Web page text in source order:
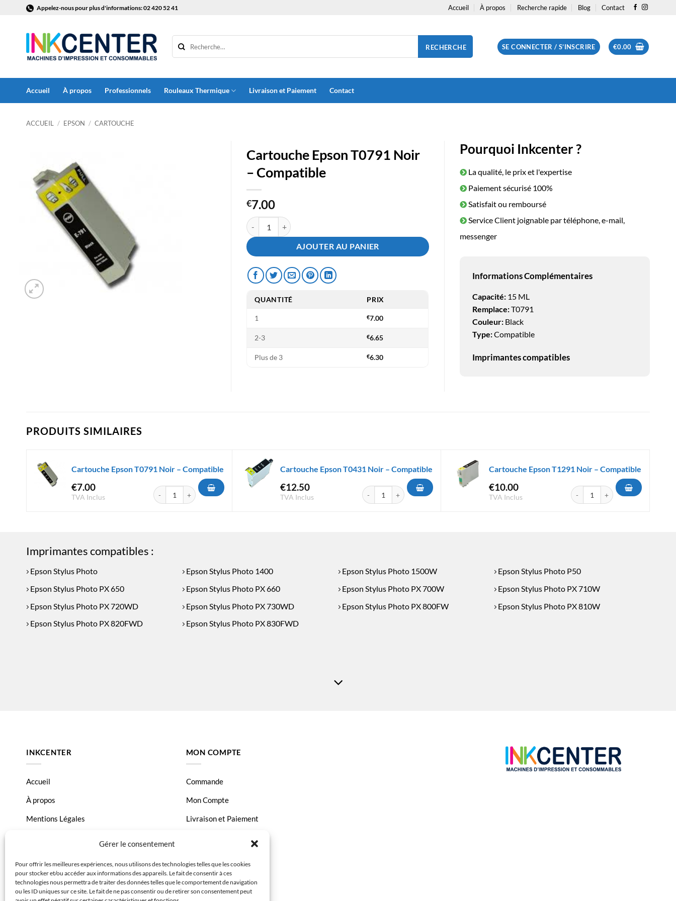
Gérer le consentement
Pour offrir les meilleures expériences, nous utilisons des technologies telles que les cookies
pour stocker et/ou accéder aux informations des appareils. Le fait de consentir à ces
technologies nous permettra de traiter des données telles que le comportement de navigation
ou les ID uniques sur ce site. Le fait de ne pas consentir ou de retirer son consentement peut
contenu
Appelez-nous pour plus d'informations: 02 420 52 41 Accueil À propos Recherche rapide Blog Contact
RECHERCHE SE CONNECTER / S’INSCRIRE €0.00
Accueil À propos Professionnels Rouleaux Thermique Livraison et Paiement Contact
ACCUEIL / EPSON / CARTOUCHE
Cartouche Epson T0791 Noir
– Compatible
€7.00
quantité de Cartouche Epson T0791 Noir - Compatible
AJOUTER AU PANIER
QUANTITÉ PRIX
1 €7.00
2-3 €6.65
Plus de 3 €6.30
Pourquoi Inkcenter ?
La qualité, le prix et l'expertise
Paiement sécurisé 100%
Satisfait ou remboursé
Service Client joignable par téléphone, e-mail,
messenger
Informations Complémentaires
Capacité:15 ML
Remplace:T0791
Couleur: Black
Type:Compatible
Imprimantes compatibles
PRODUITS SIMILAIRES
Cartouche Epson T0791 Noir – Compatible
€7.00
TVA Inclus
quantité de Cartouche Epson T0791 Noir - Compatible
Cartouche Epson T0431 Noir – Compatible
€12.50
TVA Inclus
quantité de Cartouche Epson T0431 Noir - Compatible
Cartouche Epson T1291 Noir – Compatible
€10.00
TVA Inclus
quantité de Cartouche Epson
Imprimantes compatibles :
Epson Stylus Photo Epson Stylus Photo 1400 Epson Stylus Photo 1500W
Epson Stylus Photo P50
Epson Stylus Photo PX 650
Epson Stylus Photo PX 660 Epson Stylus Photo PX 700W
Epson Stylus Photo PX 710W
Epson Stylus Photo PX 720WD
Epson Stylus Photo PX 730WD Epson Stylus Photo PX 800FW
Epson Stylus Photo PX 810W
Epson Stylus Photo PX 820FWD
Epson Stylus Photo PX 830FWD
INKCENTER
Accueil
À propos
Mentions Légales
Politique de confidentialité
MON COMPTE
Commande
Mon Compte
Livraison et Paiement